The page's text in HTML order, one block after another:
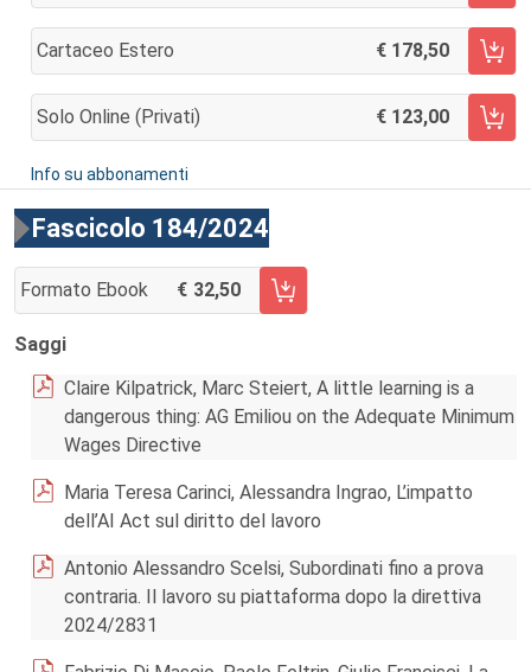
Cartaceo Estero 178,50
AGGIUNGI AL CARRELLO
Solo Online (privati) 123,00
AGGIUNGI AL CARRELLO
Info su abbonamenti
Fascicolo 184/2024
Formato Ebook 32,50
AGGIUNGI AL CARRELLO FASCICOLO 184/2024
Saggi
Claire Kilpatrick, Marc Steiert, A little learning is a
dangerous thing: AG Emiliou on the Adequate Minimum
Wages Directive
Maria Teresa Carinci, Alessandra Ingrao, L’impatto
dell’AI Act sul diritto del lavoro
Antonio Alessandro Scelsi, Subordinati fino a prova
contraria. Il lavoro su piattaforma dopo la direttiva
2024/2831